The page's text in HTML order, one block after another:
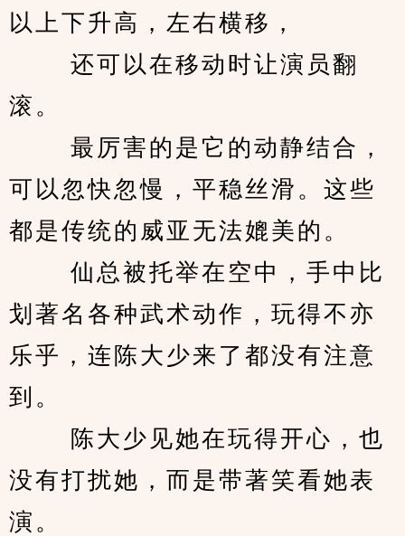
以上下升高，左右横移，
还可以在移动时让演员翻
滚。
最厉害的是它的动静结合，
可以忽快忽慢，平稳丝滑。这些
都是传统的威亚无法媲美的。
仙总被托举在空中，手中比
划著名各种武术动作，玩得不亦
乐乎，连陈大少来了都没有注意
到。
陈大少见她在玩得开心，也
没有打扰她，而是带著笑看她表
演。